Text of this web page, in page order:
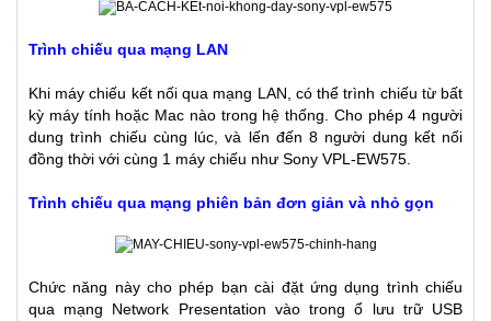
Trình chiếu qua mạng LAN
Khi máy chiếu kết nối qua mạng LAN, có thể trình chiếu từ bất
kỳ máy tính hoặc Mac nào trong hệ thống. Cho phép 4 người
dung trình chiếu cùng lúc, và lến đến 8 người dung kết nối
đồng thời với cùng 1 máy chiếu như Sony VPL-EW575.
Trình chiếu qua mạng phiên bản đơn giản và nhỏ gọn
Chức năng này cho phép bạn cài đặt ứng dụng trình chiếu
qua mạng Network Presentation vào trong ổ lưu trữ USB